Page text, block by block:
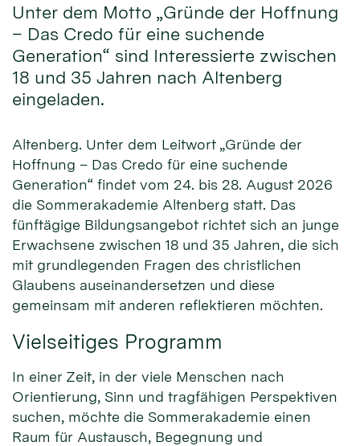
Unter dem Motto „Gründe der Hoffnung
– Das Credo für eine suchende
Generation“ sind Interessierte zwischen
18 und 35 Jahren nach Altenberg
eingeladen.
Altenberg. Unter dem Leitwort „Gründe der
Hoffnung – Das Credo für eine suchende
Generation“ findet vom 24. bis 28. August 2026
die Sommerakademie Altenberg statt. Das
fünftägige Bildungsangebot richtet sich an junge
Erwachsene zwischen 18 und 35 Jahren, die sich
mit grundlegenden Fragen des christlichen
Glaubens auseinandersetzen und diese
gemeinsam mit anderen reflektieren möchten.
Vielseitiges Programm
In einer Zeit, in der viele Menschen nach
Orientierung, Sinn und tragfähigen Perspektiven
suchen, möchte die Sommerakademie einen
Raum für Austausch, Begegnung und